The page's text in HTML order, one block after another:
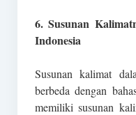
6. Susunan
Indonesia
Susunan kalimat
berbeda dengan
memiliki susunan